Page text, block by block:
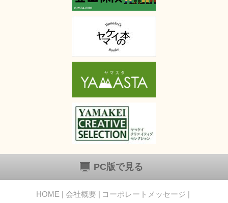
PC版で見る
HOME 会社概要
コーポレートメッセージ